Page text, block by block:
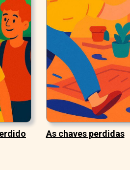
As chaves perdidas